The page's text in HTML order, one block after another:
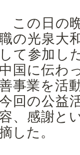
この日の
の光泉大
して参加し
中国に伝わ
事業を活
回の公益
容、感謝と
した。